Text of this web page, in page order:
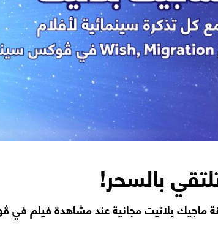
بالسحر!
ماجيك بلانيت مجانية عند مشاهدة فيلم في